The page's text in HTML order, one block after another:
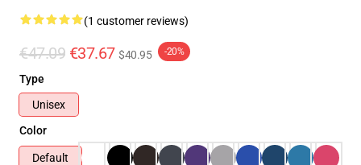
(1 customer reviews)
€47.09 €37.67 $40.95 -20%
Type
Unisex
Color
Default